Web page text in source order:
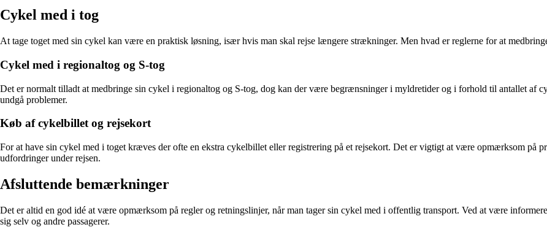
Cykel med i tog
At tage toget med sin cykel kan være en praktisk løsning, især hvis man skal rejse længere strækninger. Men hvad er reglerne for at
Cykel med i regionaltog og S-tog
Det er normalt tilladt at medbringe sin cykel i regionaltog og S-tog, dog kan der være begrænsninger i myldretider og i forhold til antallet af
undgå problemer.
Køb af cykelbillet og rejsekort
For at have sin cykel med i toget kræves der ofte en ekstra cykelbillet eller registrering på et rejsekort. Det er vigtigt at være opmærksom på
udfordringer under rejsen.
Afsluttende bemærkninger
Det er altid en god idé at være opmærksom på regler og retningslinjer, når man tager sin cykel med i offentlig transport. Ved at være
sig selv og andre passagerer.